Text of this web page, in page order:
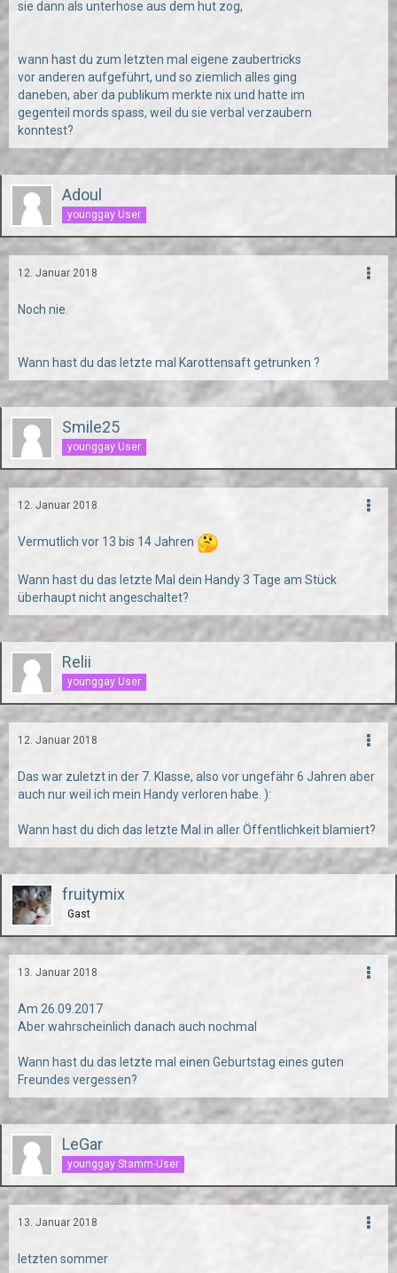
sie dann als unterhose aus dem hut zog,
wann hast du zum letzten mal eigene zaubertricks
vor anderen aufgeführt, und so ziemlich alles ging
daneben, aber da publikum merkte nix und hatte im
gegenteil mords spass, weil du sie verbal verzaubern
konntest?
Adoul
younggay User
12. Januar 2018
Noch nie.
Wann hast du das letzte mal Karottensaft getrunken ?
Smile25
younggay User
12. Januar 2018
Vermutlich vor 13 bis 14 Jahren
Wann hast du das letzte Mal dein Handy 3 Tage am Stück
überhaupt nicht angeschaltet?
Relii
younggay User
12. Januar 2018
Das war zuletzt in der 7. Klasse, also vor ungefähr 6 Jahren aber
auch nur weil ich mein Handy verloren habe. ):
Wann hast du dich das letzte Mal in aller Öffentlichkeit blamiert?
fruitymix
Gast
13. Januar 2018
Am 26.09.2017
Aber wahrscheinlich danach auch nochmal
Wann hast du das letzte mal einen Geburtstag eines guten
Freundes vergessen?
LeGar
younggay Stamm-User
13. Januar 2018
letzten sommer